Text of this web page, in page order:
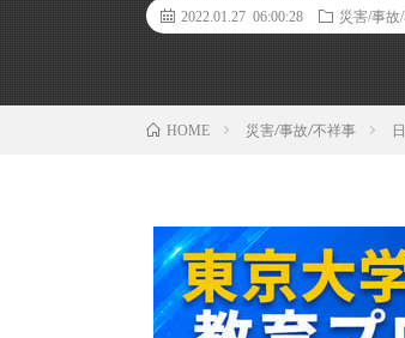
2022.01.27 06:00:28 災害/事故
HOME 災害/事故/不祥事